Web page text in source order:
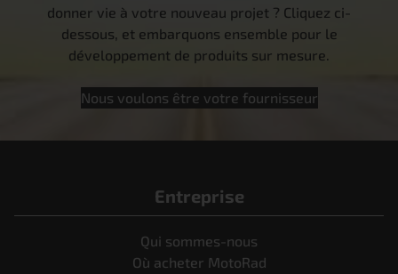
donner vie à votre nouveau projet ? Cliquez ci-
dessous, et embarquons ensemble pour le
développement de produits sur mesure.
Nous voulons être votre fournisseur
Entreprise
Qui sommes-nous
Où acheter MotoRad